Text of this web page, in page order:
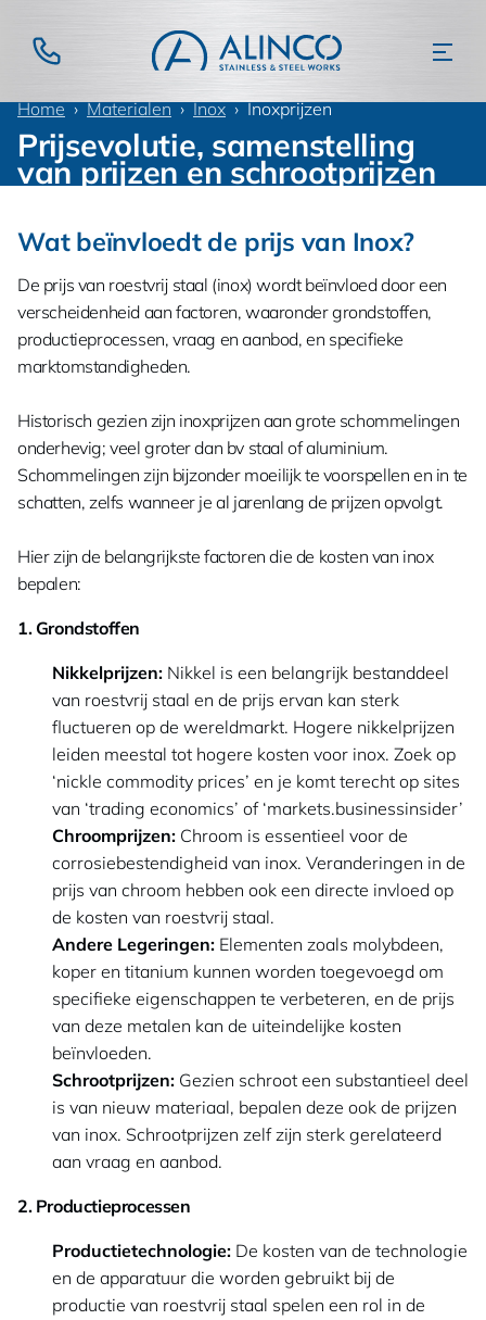
Home Materialen Inox Inoxprijzen
Prijsevolutie, samenstelling
van prijzen en schrootprijzen
Wat beïnvloedt de prijs van Inox?
De prijs van roestvrij staal (inox) wordt beïnvloed door een
verscheidenheid aan factoren, waaronder grondstoffen,
productieprocessen, vraag en aanbod, en specifieke
marktomstandigheden.
Historisch gezien zijn inoxprijzen aan grote schommelingen
onderhevig; veel groter dan bv staal of aluminium.
Schommelingen zijn bijzonder moeilijk te voorspellen en in te
schatten, zelfs wanneer je al jarenlang de prijzen opvolgt.
Hier zijn de belangrijkste factoren die de kosten van inox
bepalen:
1. Grondstoffen
Nikkelprijzen: Nikkel is een belangrijk bestanddeel
van roestvrij staal en de prijs ervan kan sterk
fluctueren op de wereldmarkt. Hogere nikkelprijzen
leiden meestal tot hogere kosten voor inox. Zoek op
‘nickle commodity prices’ en je komt terecht op sites
van ‘trading economics’ of ‘markets.businessinsider’
Chroomprijzen: Chroom is essentieel voor de
corrosiebestendigheid van inox. Veranderingen in de
prijs van chroom hebben ook een directe invloed op
de kosten van roestvrij staal.
Andere Legeringen: Elementen zoals molybdeen,
koper en titanium kunnen worden toegevoegd om
specifieke eigenschappen te verbeteren, en de prijs
van deze metalen kan de uiteindelijke kosten
beïnvloeden.
Schrootprijzen: Gezien schroot een substantieel deel
is van nieuw materiaal, bepalen deze ook de prijzen
van inox. Schrootprijzen zelf zijn sterk gerelateerd
aan vraag en aanbod.
2. Productieprocessen
Productietechnologie: De kosten van de technologie
en de apparatuur die worden gebruikt bij de
productie van roestvrij staal spelen een rol in de